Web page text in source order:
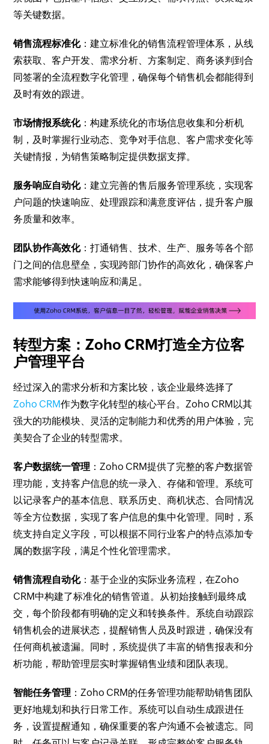
等关键数据。
销售流程标准化：建立标准化的销售流程管理体系，从线
索获取、客户开发、需求分析、方案制定、商务谈判到合
同签署的全流程数字化管理，确保每个销售机会都能得到
及时有效的跟进。
市场情报系统化：构建系统化的市场信息收集和分析机
制，及时掌握行业动态、竞争对手信息、客户需求变化等
关键情报，为销售策略制定提供数据支撑。
服务响应自动化：建立完善的售后服务管理系统，实现客
户问题的快速响应、处理跟踪和满意度评估，提升客户服
务质量和效率。
团队协作高效化：打通销售、技术、生产、服务等各个部
门之间的信息壁垒，实现跨部门协作的高效化，确保客户
需求能够得到快速响应和满足。
转型方案：Zoho CRM打造全方位客
户管理平台
经过深入的需求分析和方案比较，该企业最终选择了
Zoho CRM作为数字化转型的核心平台。Zoho CRM以其
强大的功能模块、灵活的定制能力和优秀的用户体验，完
美契合了企业的转型需求。
客户数据统一管理 ：Zoho CRM提供了完整的客户数据管
理功能，支持客户信息的统一录入、存储和管理。系统可
以记录客户的基本信息、联系历史、商机状态、合同情况
等全方位数据，实现了客户信息的集中化管理。同时，系
统支持自定义字段，可以根据不同行业客户的特点添加专
属的数据字段，满足个性化管理需求。
销售流程自动化：基于企业的实际业务流程，在Zoho
CRM中构建了标准化的销售管道。从初始接触到最终成
交，每个阶段都有明确的定义和转换条件。系统自动跟踪
销售机会的进展状态，提醒销售人员及时跟进，确保没有
任何商机被遗漏。同时，系统提供了丰富的销售报表和分
析功能，帮助管理层实时掌握销售业绩和团队表现。
智能任务管理 ：Zoho CRM的任务管理功能帮助销售团队
更好地规划和执行日常工作。系统可以自动生成跟进任
务，设置提醒通知，确保重要的客户沟通不会被遗忘。同